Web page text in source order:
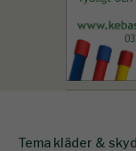
Tema kläder &